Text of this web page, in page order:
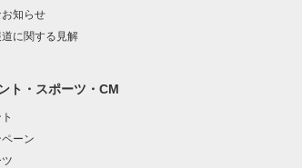
知らせ
道に関する見解
ト・スポーツ・CM
ーン